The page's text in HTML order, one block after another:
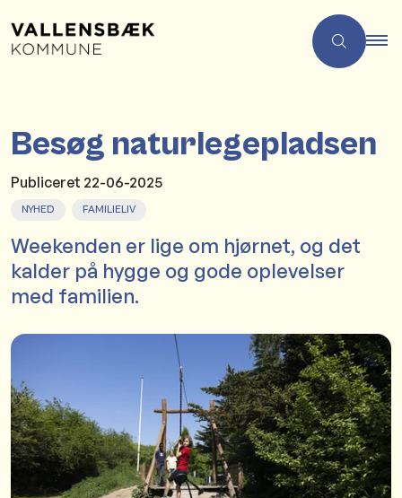
Besøg naturlegepladsen
Publiceret 22-06-2025
NYHED FAMILIELIV
Weekenden er lige om hjørnet, og det
kalder på hygge og gode oplevelser
med familien.